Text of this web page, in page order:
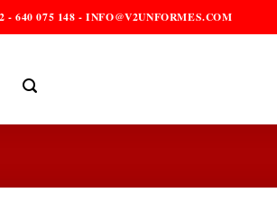
640 075 148 - INFO@V2UNFORMES.COM